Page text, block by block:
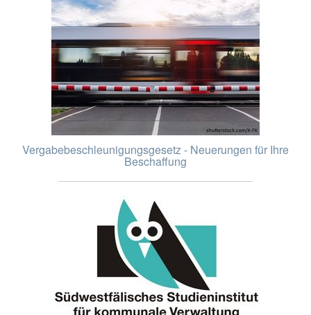
Vergabebeschleunigungsgesetz - Neuerungen für Ihre
Beschaffung